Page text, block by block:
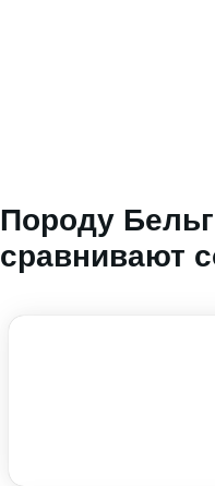
Породу
сравнивают